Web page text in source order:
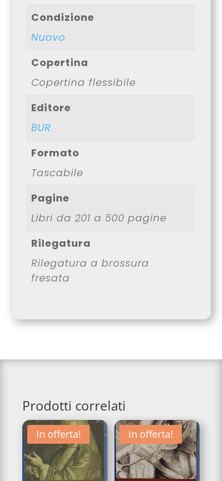
Condizione
Nuovo
Copertina
Copertina flessibile
Editore
BUR
Formato
Tascabile
Pagine
Libri da 201 a 500 pagine
Rilegatura
Rilegatura a brossura
fresata
Prodotti correlati
In offerta! In offerta!